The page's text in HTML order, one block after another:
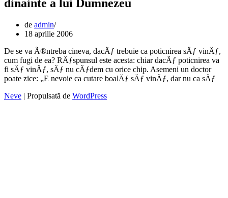
dinainte a lui Dumnezeu
de admin
18 aprilie 2006
De se va Ã®ntreba cineva, dacÄƒ trebuie ca poticnirea sÄƒ vinÄƒ,
cum fugi de ea? RÄƒspunsul este acesta: chiar dacÄƒ poticnirea va
fi sÄƒ vinÄƒ, sÄƒ nu cÄƒdem cu orice chip. Asemeni un doctor
poate zice: „E nevoie ca cutare boalÄƒ sÄƒ vinÄƒ, dar nu ca sÄƒ
Neve | Propulsată de WordPress